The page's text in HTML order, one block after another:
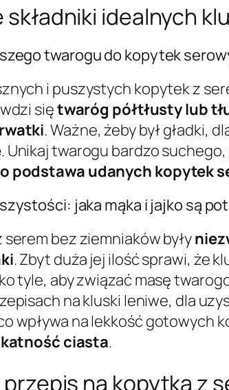
składniki idealnych
twarogu do kopytek
i puszystych kopytek z
siętwaróg półtłusty lub
. Ważne, żeby był gładki,
. Unikaj twarogu bardzo
podstawa udanych kopytek
jaka mąka i jajko są
bez ziemniaków były
. Zbyt duża jej ilość sprawi, że
tyle, aby związać masę
na kluski leniwe, dla
wpływa na lekkość gotowych
ciasta.
na kopytka z